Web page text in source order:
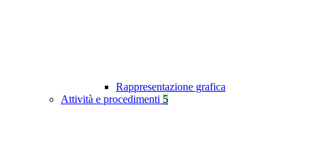
Rappresentazione grafica
Attività e procedimenti 5